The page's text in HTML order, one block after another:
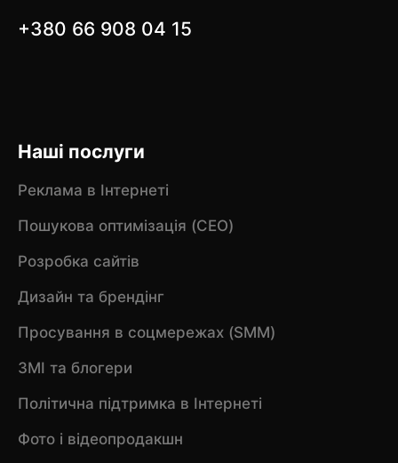
+380 66 908 04 15
Наші послуги
Реклама в Інтернеті
Пошукова оптимізація (CEO)
Розробка сайтів
Дизайн та брендінг
Просування в соцмережах (SMM)
ЗМІ та блогери
Політична підтримка в Інтернеті
Фото і відеопродакшн